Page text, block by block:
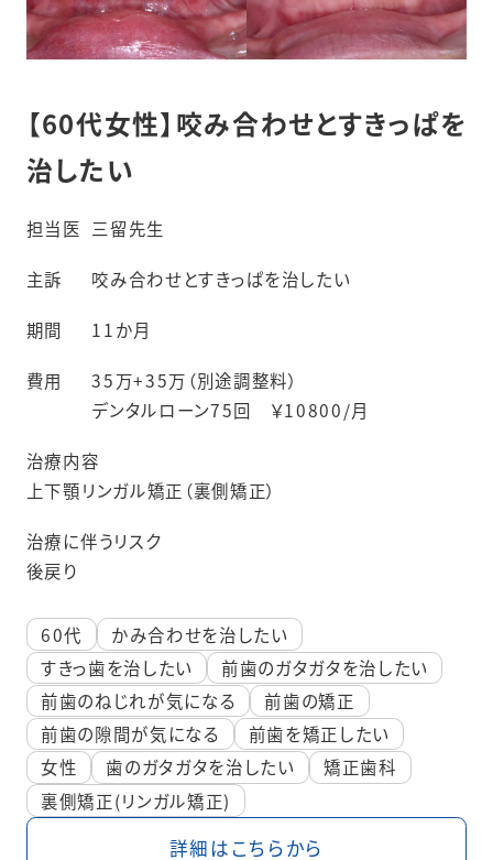
【60代女性】咬み合わせとすきっぱを
治したい
担当医 三留先生
主訴 咬み合わせとすきっぱを治したい
期間 11か月
費用
35万+35万（別途調整料）
デンタルローン75回 ￥10800/月
治療内容
上下顎リンガル矯正（裏側矯正）
治療に伴うリスク
後戻り
60代
かみ合わせを治したい
すきっ歯を治したい
前歯のガタガタを治したい
前歯のねじれが気になる
前歯の矯正
前歯の隙間が気になる
前歯を矯正したい
女性
歯のガタガタを治したい
矯正歯科
裏側矯正(リンガル矯正)
詳細はこちらから